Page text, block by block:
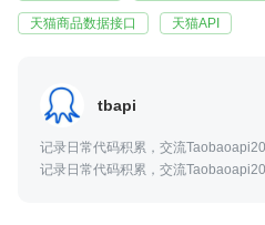
天猫商品数据接口 天猫API
tbapi
记录日常代码积累，交流
记录日常代码积累，交流